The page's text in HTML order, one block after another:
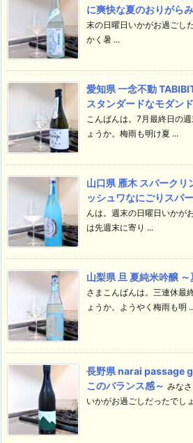
に爽快な夏のおりがら
末の日曜日いかがお過ごし
かく暑 ...
愛知県 一念不動
スタンダードなモダン
こんばんは。7月最終日の
ょうか。梅雨も明け夏 ...
山口県 雁木 スパークリ
ッシュワなにごりスパ
んは。週末の日曜日いかが
は先週末に寄り ...
山梨県 旦 夏純米吟醸
さまこんばんは。三連休最
ょうか。ようやく梅雨も明
長野県 narai passage
このバランス感～ みな
いかがお過ごしだったでし